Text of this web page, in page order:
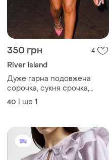
350 грн 4
River Island
Дуже гарна подовжена
сорочка, сукня срочка,
туніка, у квітковий принт 14
розмір river island
40 і ще 1